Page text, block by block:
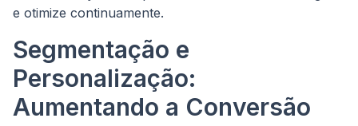
e otimize continuamente.
Segmentação e
Personalização:
Aumentando a Conversão